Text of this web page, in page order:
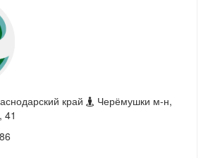
край
Черёмушки м-н,
41